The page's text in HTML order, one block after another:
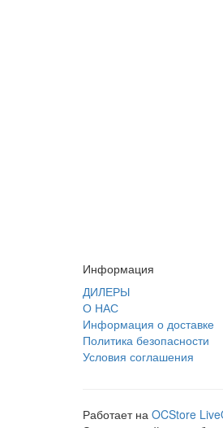
Информация
ДИЛЕРЫ
О НАС
Информация о доставке
Политика безопасности
Условия соглашения
Работает на OCStore